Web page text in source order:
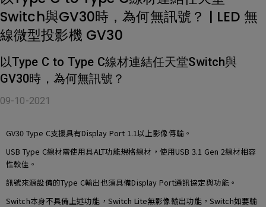
Switch與GV30時，為何無訊號？ | LED 無
線微型投影機 GV30
以Type C to Type C線材連結任天堂Switch與
GV30時，為何無訊號？
09-10-2021
GV30 Type C支援具有Display Port 1.1以上影像傳輸。
USB Type C線材需使用具ALT功能規格線材，使用USB 3.1 Gen 2線材相容
性較佳。
訊號來源設備的Type C輸出也須具備Display Port通訊協定與功能。
Switch本身不具備上述功能，Switch Lite無影像輸出功能，Switch如要輸